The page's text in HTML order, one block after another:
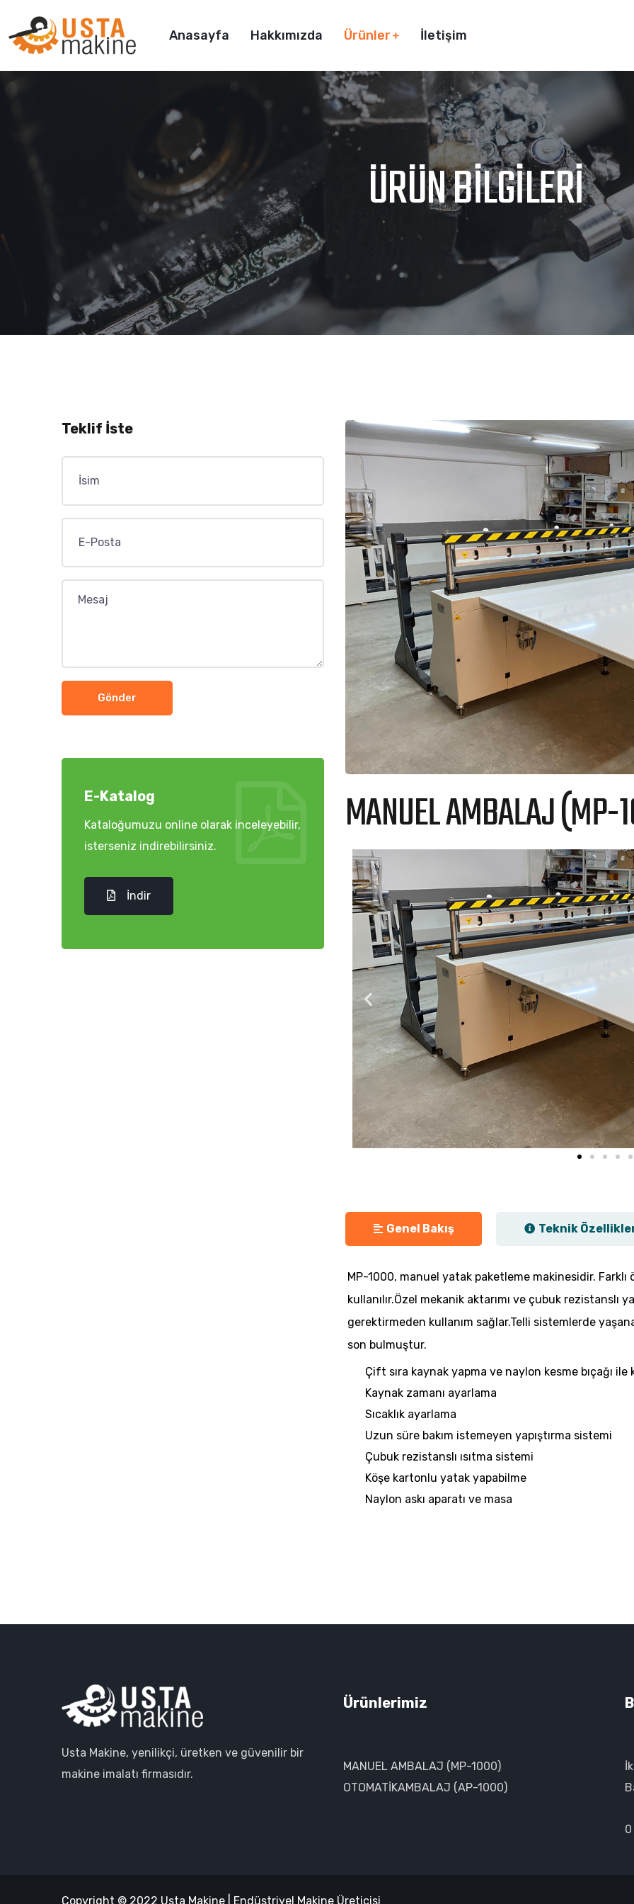
Anasayfa Hakkımızda Ürünler İletişim
ÜRÜN BILGILERI
MANUEL AMBALAJ
Genel Bakış Teknik
MP-1000, manuel yatak paketleme makinesidir.
kullanılır.Özel mekanik aktarımı ve çubuk rezistanslı
gerektirmeden kullanım sağlar.Telli sistemlerde
son bulmuştur.
Çift sıra kaynak yapma ve naylon kesme bıçağı ile
Kaynak zamanı ayarlama
Sıcaklık ayarlama
Uzun süre bakım istemeyen yapıştırma sistemi
Çubuk rezistanslı ısıtma sistemi
Köşe kartonlu yatak yapabilme
Naylon askı aparatı ve masa
Teklif İste
Gönder
E-Katalog
Kataloğumuzu online olarak inceleyebilir,
isterseniz indirebilirsiniz.
İndir
Usta Makine, yenilikçi, üretken ve güvenilir bir
makine imalatı firmasıdır.
Ürünlerimiz
MANUEL AMBALAJ (MP-1000)
OTOMATİKAMBALAJ (AP-1000)
Copyright © 2022 Usta Makine | Endüstriyel Makine Üreticisi